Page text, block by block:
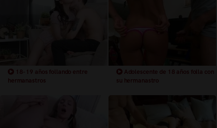
18-19 años follando entre
hermanastros
Adolescente de 18 años folla con
su hermanastro